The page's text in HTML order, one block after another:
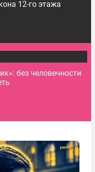
12-го этажа
без человечности